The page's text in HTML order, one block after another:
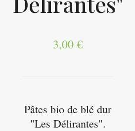
3,00 €
Pâtes bio de blé dur
"Les Délirantes".